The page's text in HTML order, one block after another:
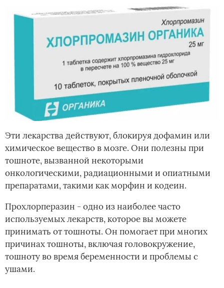
Эти лекарства действуют, блокируя дофамин или
химическое вещество в мозге. Они полезны при
тошноте, вызванной некоторыми
онкологическими, радиационными и опиатными
препаратами, такими как морфин и кодеин.
Прохлорперазин - одно из наиболее часто
используемых лекарств, которое вы можете
принимать от тошноты. Он помогает при многих
причинах тошноты, включая головокружение,
тошноту во время беременности и проблемы с
ушами.